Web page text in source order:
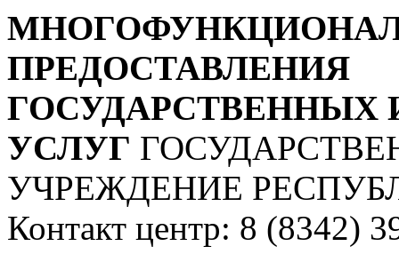
ПРЕДОСТАВЛЕНИЯ
УСЛУГ
УЧРЕЖДЕНИЕ
Контакт центр: 8 (8342)